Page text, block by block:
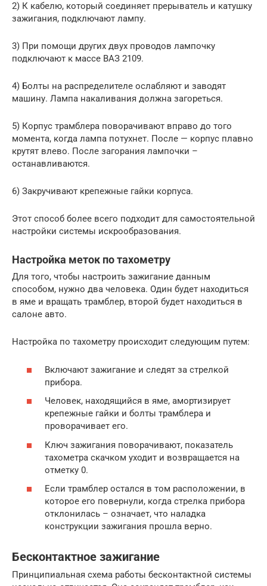
2) К кабелю, который соединяет прерыватель и катушку
зажигания, подключают лампу.
3) При помощи других двух проводов лампочку
подключают к массе ВАЗ 2109.
4) Болты на распределителе ослабляют и заводят
машину. Лампа накаливания должна загореться.
5) Корпус трамблера поворачивают вправо до того
момента, когда лампа потухнет. После — корпус плавно
крутят влево. После загорания лампочки –
останавливаются.
6) Закручивают крепежные гайки корпуса.
Этот способ более всего подходит для самостоятельной
настройки системы искрообразования.
Настройка меток по тахометру
Для того, чтобы настроить зажигание данным
способом, нужно два человека. Один будет находиться
в яме и вращать трамблер, второй будет находиться в
салоне авто.
Настройка по тахометру происходит следующим путем:
Включают зажигание и следят за стрелкой
прибора.
Человек, находящийся в яме, амортизирует
крепежные гайки и болты трамблера и
проворачивает его.
Ключ зажигания поворачивают, показатель
тахометра скачком уходит и возвращается на
отметку 0.
Если трамблер остался в том расположении, в
которое его повернули, когда стрелка прибора
отклонилась – означает, что наладка
конструкции зажигания прошла верно.
Бесконтактное зажигание
Принципиальная схема работы бесконтактной системы